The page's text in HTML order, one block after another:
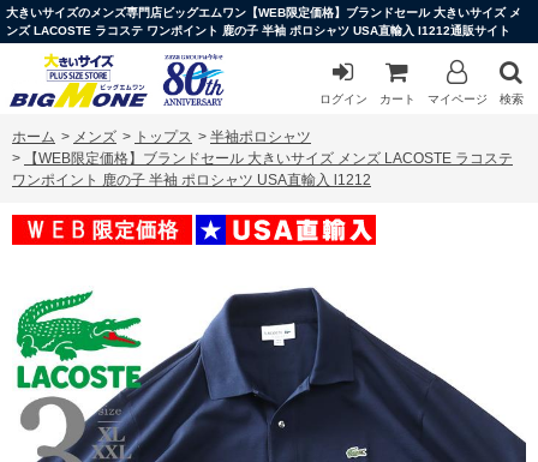
大きいサイズのメンズ専門店ビッグエムワン【WEB限定価格】ブランドセール 大きいサイズ メ
ンズ LACOSTE ラコステ ワンポイント 鹿の子 半袖 ポロシャツ USA直輸入 l1212通販サイト
ログイン カート マイページ 検索
ホーム > メンズ > トップス > 半袖ポロシャツ
>
【WEB限定価格】ブランドセール 大きいサイズ メンズ LACOSTE ラコステ
ワンポイント 鹿の子 半袖 ポロシャツ USA直輸入 l1212